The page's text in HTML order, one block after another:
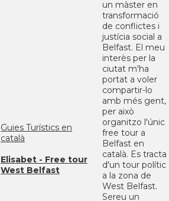
Guies Turístics en
català
Elisabet - Free tour
West Belfast
un màster en
transformació
de conflictes i
justícia social a
Belfast. El meu
interès per la
ciutat m'ha
portat a voler
compartir-lo
amb més gent,
per això
organitzo l'únic
free tour a
Belfast en
català. Es tracta
d'un tour polític
a la zona de
West Belfast.
Sereu un